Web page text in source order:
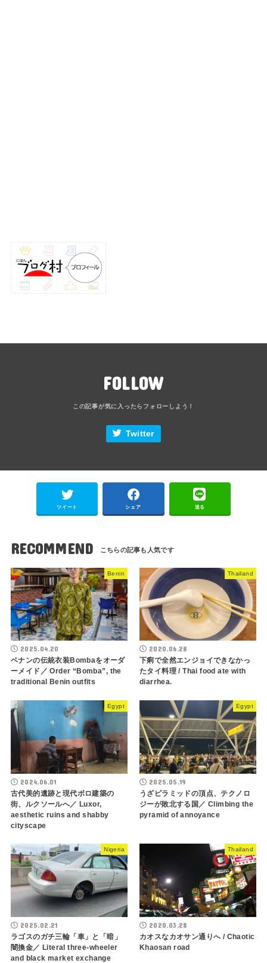
FOLLOW
Twitter
ツイート シェア 送る
RECOMMEND
Benin
2025.04.20
ベナンの伝統衣装Bombaをオーダ
ーメイド／ Order “Bomba”, the
traditional Benin outfits
Thailand
2020.06.28
下痢で全然エンジョイできなかっ
たタイ料理 / Thai food ate with
diarrhea.
Egypt
2024.06.01
古代美的遺跡と現代ボロ建築の
街、ルクソールへ／ Luxor,
aesthetic ruins and shabby
cityscape
Egypt
2025.05.19
うざピラミッドの頂点、テクノロ
ジーが敗北する国／ Climbing the
pyramid of annoyance
Nigeria
2025.02.21
ラゴスのガチ三輪「車」と「暗」
闇換金／ Literal three-wheeler
and black market exchange
Thailand
2020.03.28
カオスなカオサン通りへ / Chaotic
Khaosan road